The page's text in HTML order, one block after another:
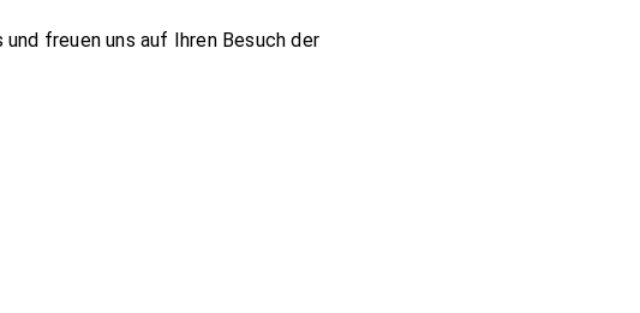
freuen uns auf Ihren Besuch der